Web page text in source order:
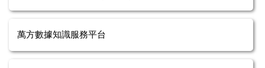
萬方數據知識服務平台